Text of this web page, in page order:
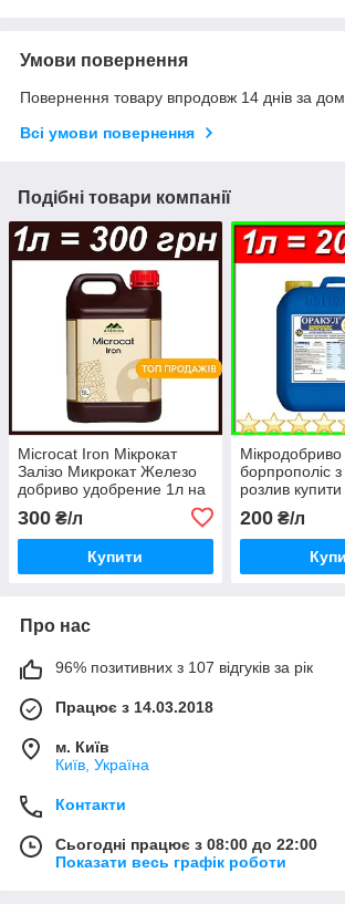
Умови повернення
Повернення товару впродовж 14 днів за
Всі умови повернення
Подібні товари компанії
Microcat Iron Мікрокат
Залізо Микрокат Железо
добриво удобрение 1л на
Україні
300 ₴/л
Купити
борпрополіс
розлив купити
200₴/л
Про нас
96% позитивних з 107 відгуків за рік
Працює з 14.03.2018
м. Київ
Київ, Україна
Контакти
Сьогодні працює з 08:00 до 22:00
Показати весь графік роботи